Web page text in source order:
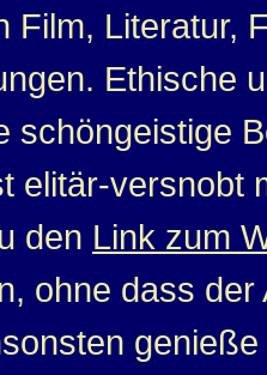
Film, Literatur,
Ethische
schöngeistige
elitär-versnobt
den Link zum
ohne dass